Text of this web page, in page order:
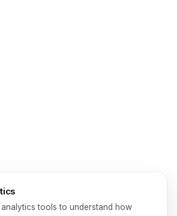
tools to understand how